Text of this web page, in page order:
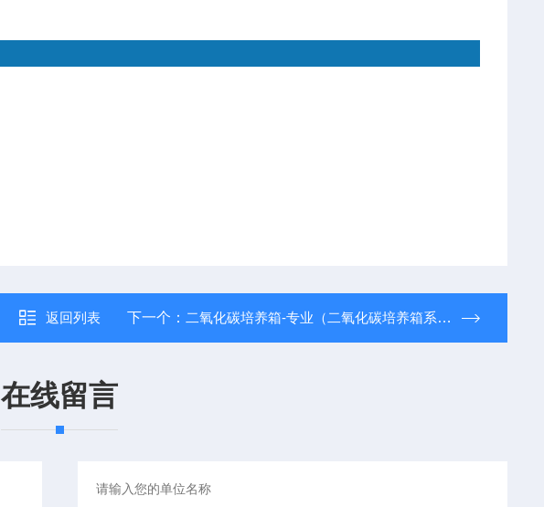
返回列表 下一个： 二氧化碳培养箱-专业（二氧化碳培养箱系列）
在线留言